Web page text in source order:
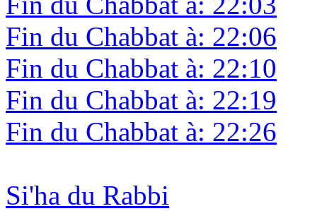
Fin du Chabbat à: 22:06
Fin du Chabbat à: 22:10
Fin du Chabbat à: 22:19
Fin du Chabbat à: 22:26
Si'ha du Rabbi